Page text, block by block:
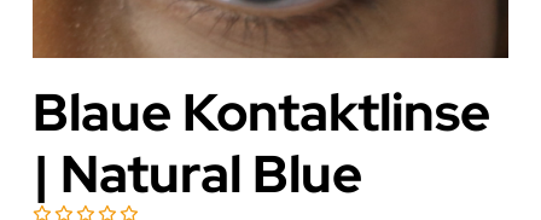
Blaue Kontaktlinse
| Natural Blue